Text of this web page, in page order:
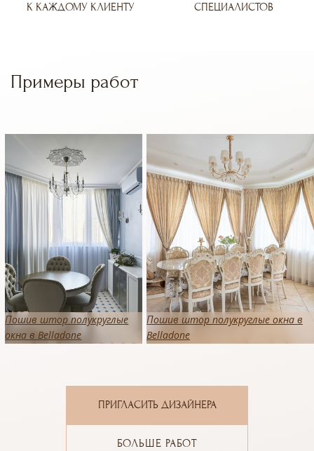
К КАЖДОМУ КЛИЕНТУ
СПЕЦИАЛИСТОВ
Примеры работ
Пошив штор полукруглые
окна в Belladone
Пошив штор полукруглые окна в
Belladone
ПРИГЛАСИТЬ ДИЗАЙНЕРА
БОЛЬШЕ РАБОТ